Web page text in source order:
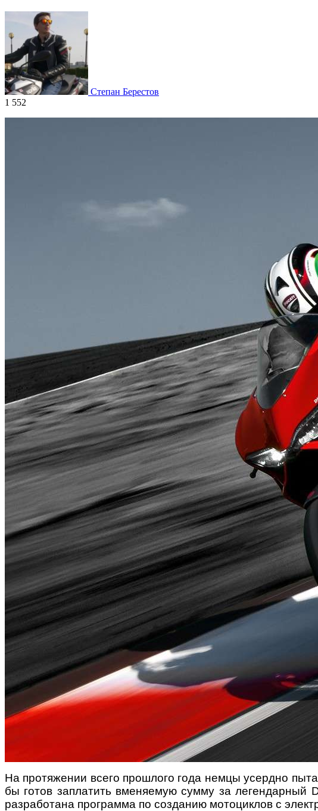
Степан Берестов
1 552
На протяжении всего прошлого года немцы усердно
бы готов заплатить вменяемую сумму за
разработана программа по созданию мотоциклов с